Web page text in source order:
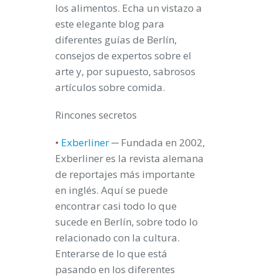
los alimentos. Echa un vistazo a
este elegante blog para
diferentes guías de Berlín,
consejos de expertos sobre el
arte y, por supuesto, sabrosos
artículos sobre comida.
Rincones secretos
• Exberliner─ Fundada en 2002,
Exberliner es la revista alemana
de reportajes más importante
en inglés. Aquí se puede
encontrar casi todo lo que
sucede en Berlín, sobre todo lo
relacionado con la cultura.
Enterarse de lo que está
pasando en los diferentes